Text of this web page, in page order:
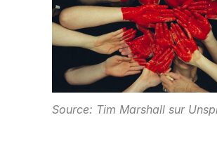
Source: Tim Marshall sur